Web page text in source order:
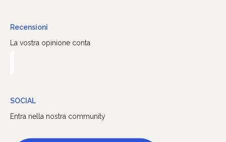
Recensioni
La vostra opinione conta
SOCIAL
Entra nella nostra community